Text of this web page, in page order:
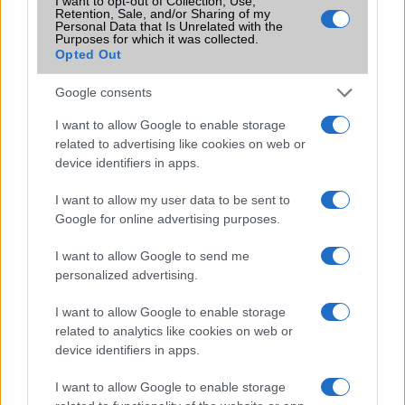
Retention, Sale, and/or Sharing of my
Personal Data that Is Unrelated with the
Purposes for which it was collected.
Opted Out
Google consents
I want to allow Google to enable storage
related to advertising like cookies on web or
device identifiers in apps.
I want to allow my user data to be sent to
Google for online advertising purposes.
I want to allow Google to send me
personalized advertising.
I want to allow Google to enable storage
related to analytics like cookies on web or
device identifiers in apps.
I want to allow Google to enable storage
HD videón a sárga iPhone 5C
Itt az iPhone 5S tudáslistája
250 ezer forint felett kezdhet az iPhone 5S
Kijött az iOS 7.0.4
Nem lesz több olcsó iPhone
iPhone 5s vs iPhone SE: mennyit számít 2 giga RAM?
LEGOLVASOTTABBAK
UI 9 frissítésből – itt a lista az érintett modellekről